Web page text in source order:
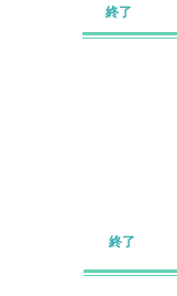
終了
終了